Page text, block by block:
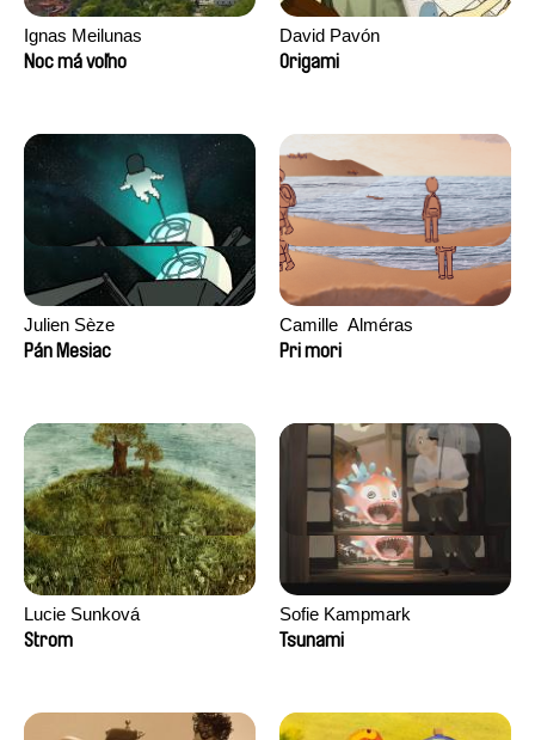
Ignas Meilunas
Noc má voľno
David Pavón
Origami
Julien Sèze
Pán Mesiac
Camille​ ​ ​Alméras
Pri mori
Lucie Sunková
Strom
Sofie Kampmark
Tsunami